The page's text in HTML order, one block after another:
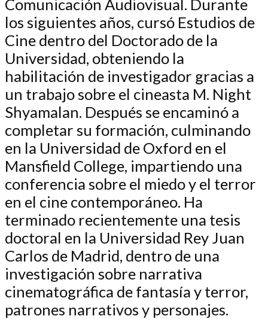
Comunicación Audiovisual. Durante
los siguientes años, cursó Estudios de
Cine dentro del Doctorado de la
Universidad, obteniendo la
habilitación de investigador gracias a
un trabajo sobre el cineasta M. Night
Shyamalan. Después se encaminó a
completar su formación, culminando
en la Universidad de Oxford en el
Mansfield College, impartiendo una
conferencia sobre el miedo y el terror
en el cine contemporáneo. Ha
terminado recientemente una tesis
doctoral en la Universidad Rey Juan
Carlos de Madrid, dentro de una
investigación sobre narrativa
cinematográfica de fantasía y terror,
patrones narrativos y personajes.